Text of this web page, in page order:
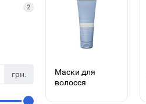
2
грн.
Маски для
волосся